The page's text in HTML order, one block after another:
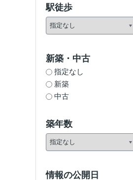
駅徒歩
新築・中古
指定なし
新築
中古
築年数
情報の公開日